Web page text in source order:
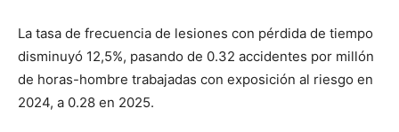
La tasa de frecuencia de lesiones con pérdida de tiempo
disminuyó 12,5%, pasando de 0.32 accidentes por millón
de horas-hombre trabajadas con exposición al riesgo en
2024, a 0.28 en 2025.